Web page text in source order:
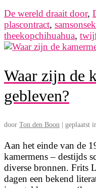
De wereld draait door,
plascontract,
theekopchihuahua,
Waar zijn de
gebleven?
door Ton den Boon geplaatst
Aan het einde van de
kamermens – destijds
diverse bronnen. Frits
dagen een bekend